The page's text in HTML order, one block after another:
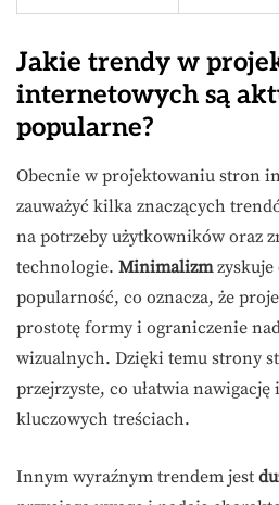
Jakie trendy w
internetowych są
popularne?
Obecnie w projektowaniu stron
zauważyć kilka znaczących
na potrzeby użytkowników oraz
technologie. Minimalizmzyskuje
popularność, co oznacza, że
prostotę formy i ograniczenie
wizualnych. Dzięki temu strony
przejrzyste, co ułatwia
kluczowych treściach.
Innym wyraźnym trendem jest